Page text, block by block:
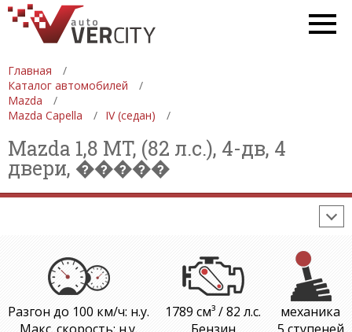
Главная
Каталог автомобилей
Mazda
Mazda Capella
IV (седан)
Mazda 1,8 MT, (82 л.с.), 4-дв, 4
двери, �����
СПЕЦТЕХНИКА
АВТОСАЛОНЫ
СТАТИСТИКА
ПРОДАЖА АВТОМОБИЛЕЙ
ПРОИЗВОДСТВО АВТОМОБИЛЕЙ
ON-LINE КАЛЬКУЛЯТОРЫ
Разгон до 100 км/ч: н.у.
1789 см³ / 82 л.с.
механика